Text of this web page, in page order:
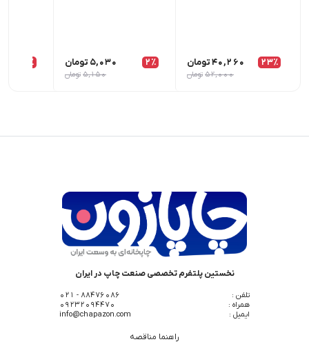
23٪ 40,260تومان
52,000 تومان
2٪ 5,030 تومان
5,150 تومان
1٪
نخستین پلتفرم تخصصی صنعت چاپ در ایران
تلفن :
88476086 - 021
همراه :
09232094470
ایمیل :
info@chapazon.com
راهنما مناقصه